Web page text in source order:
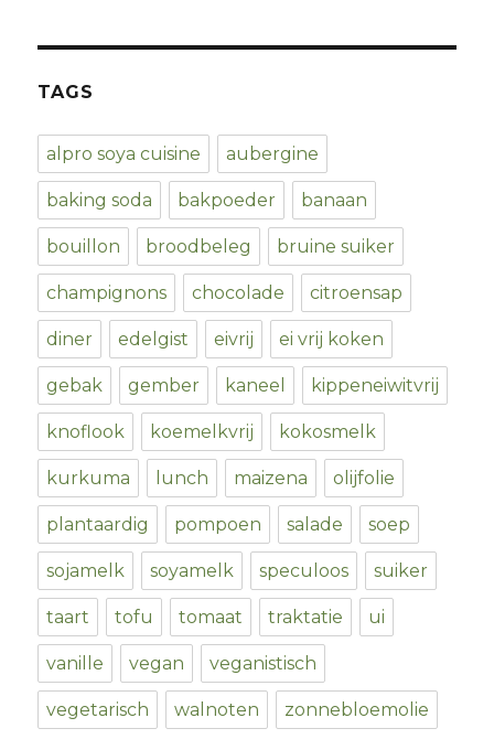
TAGS
alpro soya cuisine aubergine
baking soda bakpoeder banaan
bouillon broodbeleg bruine suiker
champignons chocolade citroensap
diner edelgist eivrij ei vrij koken
gebak gember kaneel kippeneiwitvrij
knoflook koemelkvrij kokosmelk
kurkuma lunch maizena olijfolie
plantaardig pompoen salade soep
sojamelk soyamelk speculoos suiker
taart tofu tomaat traktatie ui
vanille vegan veganistisch
vegetarisch walnoten zonnebloemolie